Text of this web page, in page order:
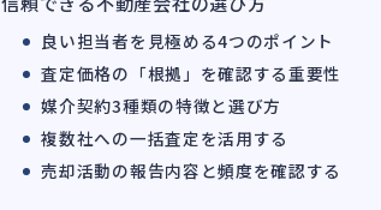
良い担当者を見極める4つのポイント
査定価格の「根拠」を確認する重要性
媒介契約3種類の特徴と選び方
複数社への一括査定を活用する
売却活動の報告内容と頻度を確認する